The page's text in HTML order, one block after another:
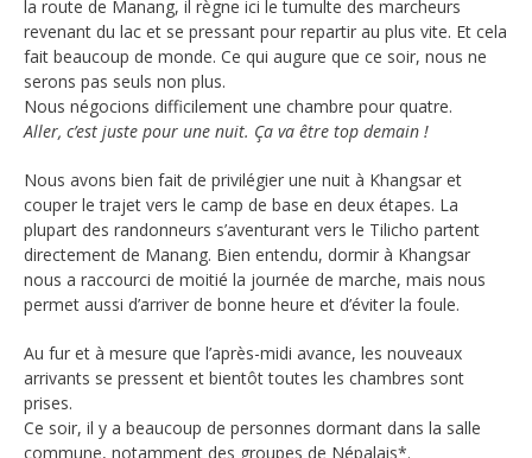
la route de Manang, il règne ici le tumulte des marcheurs
revenant du lac et se pressant pour repartir au plus vite. Et cela
fait beaucoup de monde. Ce qui augure que ce soir, nous ne
serons pas seuls non plus.
Nous négocions difficilement une chambre pour quatre.
Aller, c’est juste pour une nuit. Ça va être top demain !
Nous avons bien fait de privilégier une nuit à Khangsar et
couper le trajet vers le camp de base en deux étapes. La
plupart des randonneurs s’aventurant vers le Tilicho partent
directement de Manang. Bien entendu, dormir à Khangsar
nous a raccourci de moitié la journée de marche, mais nous
permet aussi d’arriver de bonne heure et d’éviter la foule.
Au fur et à mesure que l’après-midi avance, les nouveaux
arrivants se pressent et bientôt toutes les chambres sont
prises.
Ce soir, il y a beaucoup de personnes dormant dans la salle
commune, notamment des groupes de Népalais*.